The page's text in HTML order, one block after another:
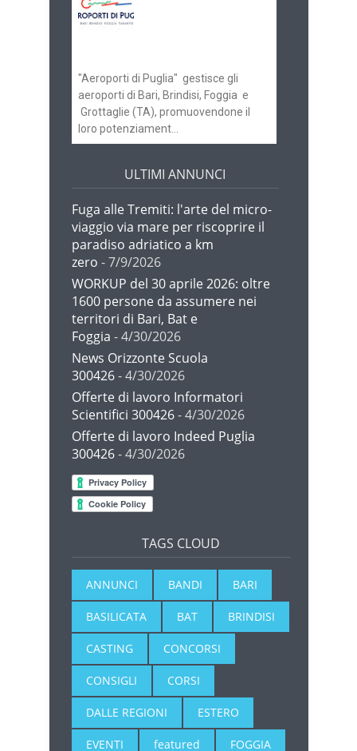
"Aeroporti di Puglia" gestisce gli
aeroporti di Bari, Brindisi, Foggia e
Grottaglie (TA), promuovendone il
loro potenziament...
ULTIMI ANNUNCI
Fuga alle Tremiti: l'arte del micro-
viaggio via mare per riscoprire il
paradiso adriatico a km
zero - 7/9/2026
WORKUP del 30 aprile 2026: oltre
1600 persone da assumere nei
territori di Bari, Bat e
Foggia - 4/30/2026
News Orizzonte Scuola
300426- 4/30/2026
Offerte di lavoro Informatori
Scientifici 300426- 4/30/2026
Offerte di lavoro Indeed Puglia
300426- 4/30/2026
TAGS CLOUD
ANNUNCI BANDI BARI
BASILICATA BAT BRINDISI
CASTING CONCORSI
CONSIGLI CORSI
DALLE REGIONI ESTERO
EVENTI featured FOGGIA